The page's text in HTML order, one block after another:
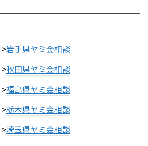
>岩手県ヤミ金相談
>秋田県ヤミ金相談
>福島県ヤミ金相談
>栃木県ヤミ金相談
>埼玉県ヤミ金相談